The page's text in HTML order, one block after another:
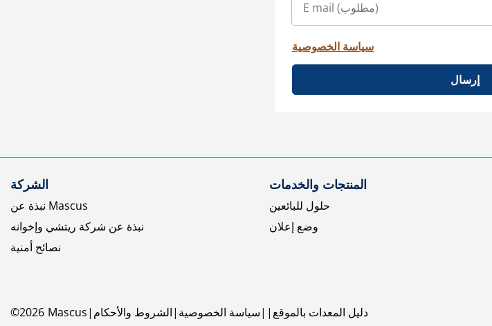
سياسة الخصوصية
إرسال
الشركة
نبذة عن Mascus
نبذة عن شركة ريتشي وإخوانه
نصائح أمنية
المنتجات والخدمات
حلول للبائعين
وضع إعلان
©2026 Mascus الشروط والأحكام سياسة الخصوصية دليل المعدات بالموقع